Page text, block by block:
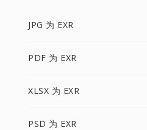
JPG 为 EXR
PDF 为 EXR
XLSX 为 EXR
PSD 为 EXR